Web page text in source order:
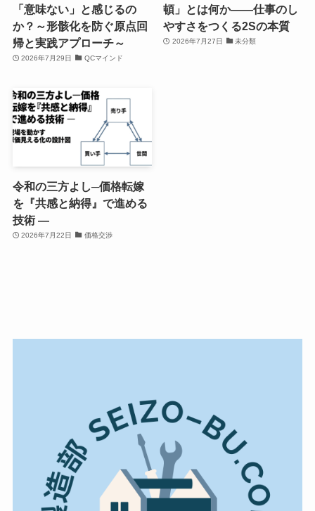
「意味ない」と感じるの
か？～形骸化を防ぐ原点回
帰と実践アプローチ～
2026年7月29日 QCマインド
頓」とは何か――仕事のし
やすさをつくる2Sの本質
2026年7月27日 未分類
令和の三方よし─価格転嫁
を『共感と納得』で進める
技術 ―
2026年7月22日 価格交渉